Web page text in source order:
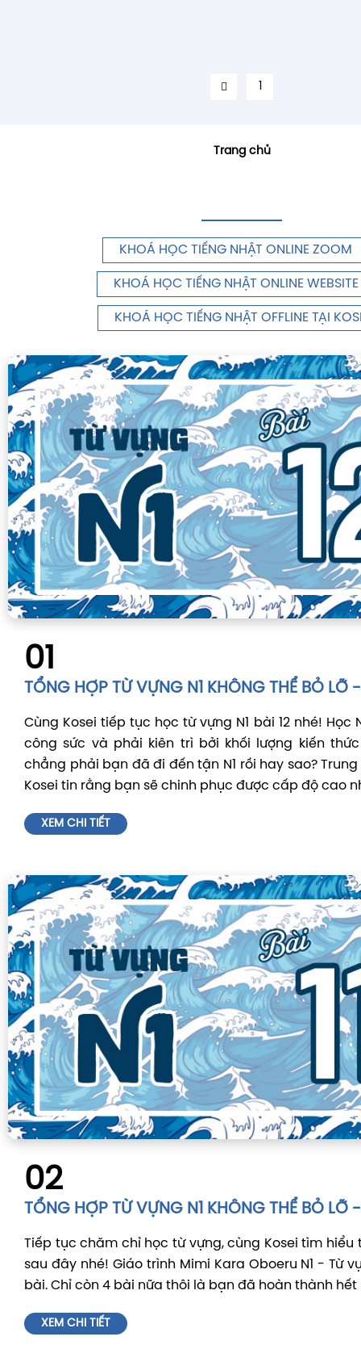
1
Trang chủ
KHOÁ HỌC TIẾNG NHẬT ONLINE ZOOM
KHOÁ HỌC TIẾNG NHẬT ONLINE WEBSITE
KHOÁ HỌC TIẾNG NHẬT OFFLINE TẠI
01
TỔNG HỢP TỪ VỰNG N1 KHÔNG THỂ BỎ LỠ -
Cùng Kosei tiếp tục học từ vựng N1 bài 12 nhé! Học
công sức và phải kiên trì bởi khối lượng kiến
chẳng phải bạn đã đi đến tận N1 rồi hay sao?
Kosei tin rằng bạn sẽ chinh phục được cấp độ cao
XEM CHI TIẾT
02
TỔNG HỢP TỪ VỰNG N1 KHÔNG THỂ BỎ LỠ -
Tiếp tục chăm chỉ học từ vựng, cùng Kosei tìm hiểu
sau đây nhé! Giáo trình Mimi Kara Oboeru N1 - Từ
bài. Chỉ còn 4 bài nữa thôi là bạn đã hoàn thành hết
XEM CHI TIẾT